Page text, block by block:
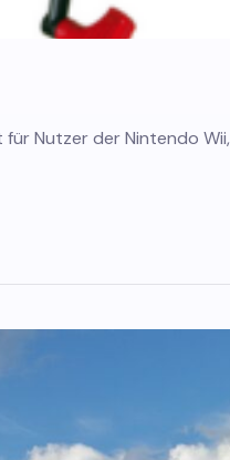
Nutzer der Nintendo Wii,